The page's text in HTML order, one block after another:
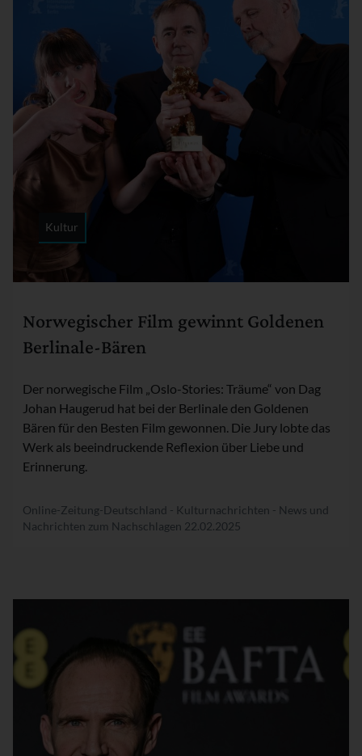
Norwegischer Film gewinnt Goldenen
Berlinale-Bären
Der norwegische Film „Oslo-Stories: Träume“ von Dag
Johan Haugerud hat bei der Berlinale den Goldenen
Bären für den Besten Film gewonnen. Die Jury lobte das
Werk als beeindruckende Reflexion über Liebe und
Erinnerung.
Kultur
Online-Zeitung-Deutschland - Kulturnachrichten - News und
Nachrichten zum Nachschlagen 22.02.2025